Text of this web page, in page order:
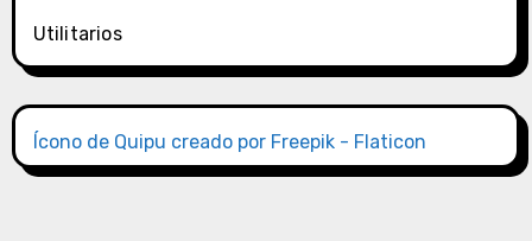
Utilitarios
Ícono de Quipu creado por Freepik - Flaticon